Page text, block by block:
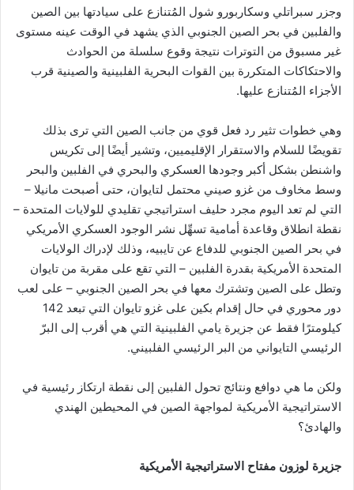
وجزر سبراتلي وسكاربورو شول المُتنازع على سيادتها بين الصين
والفلبين في بحر الصين الجنوبي الذي يشهد في الوقت عينه مستوى
غير مسبوق من التوترات نتيجة وقوع سلسلة من الحوادث
والاحتكاكات المتكررة بين القوات البحرية الفلبينية والصينية قرب
الأجزاء المُتنازع عليها.
وهي خطوات تثير رد فعل قوي من جانب الصين التي ترى بذلك
تقويضًا للسلام والاستقرار الإقليميين، وتشير أيضًا إلى تكريس
واشنطن بشكل أكبر وجودها العسكري والبحري في الفلبين والبحر
وسط مخاوف من غزو صيني محتمل لتايوان، حتى أصبحت مانيلا –
التي لم تعد اليوم مجرد حليف استراتيجي تقليدي للولايات المتحدة –
نقطة انطلاق وقاعدة أمامية تسهِّل نشر الوجود العسكري الأمريكي
في بحر الصين الجنوبي للدفاع عن تايبيه، وذلك لإدراك الولايات
المتحدة الأمريكية بقدرة الفلبين – التي تقع على مقربة من تايوان
وتطل على الصين وتشترك معها في بحر الصين الجنوبي – على لعب
دور محوري في حال إقدام بكين على غزو تايوان التي تبعد 142
كيلومترًا فقط عن جزيرة يامي الفلبينية التي هي أقرب إلى البرّ
الرئيسي التايواني من البر الرئيسي الفلبيني.
ولكن ما هي دوافع ونتائج تحول الفلبين إلى نقطة ارتكاز رئيسية في
الاستراتيجية الأمريكية لمواجهة الصين في المحيطين الهندي
والهادئ؟
جزيرة لوزون مفتاح الاستراتيجية الأمريكية